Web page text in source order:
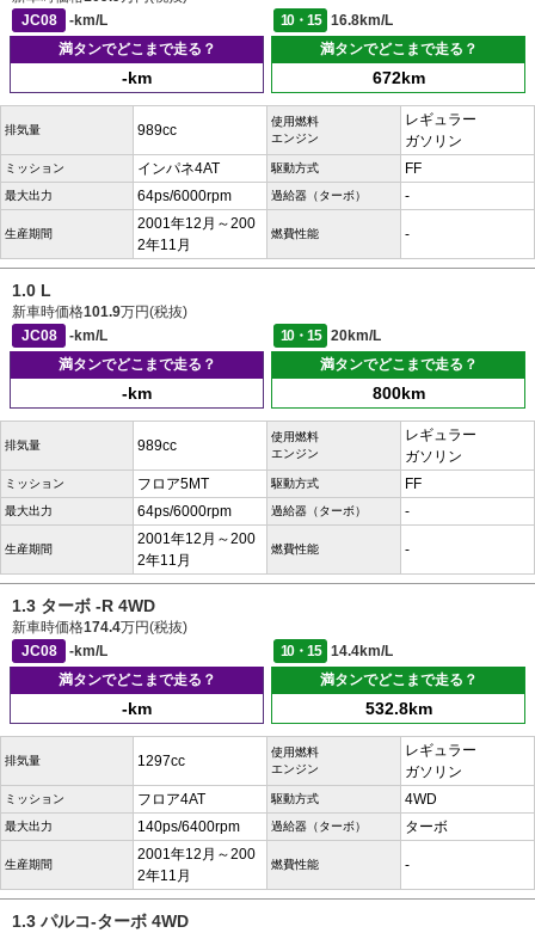
JC08
-km/L 10・15
16.8km/L
満タンでどこまで走る？
-km
満タンでどこまで走る？
672km
排気量 989cc
使用燃料
エンジン
レギュラー
ガソリン
ミッション インパネ4AT 駆動方式 FF
最大出力 64ps/6000rpm 過給器（ターボ） -
生産期間
2001年12月～200
2年11月
燃費性能 -
1.0 L
新車時価格101.9万円(税抜)
JC08
-km/L 10・15
20km/L
満タンでどこまで走る？
-km
満タンでどこまで走る？
800km
排気量 989cc
使用燃料
エンジン
レギュラー
ガソリン
ミッション フロア5MT 駆動方式 FF
最大出力 64ps/6000rpm 過給器（ターボ） -
生産期間
2001年12月～200
2年11月
燃費性能 -
1.3 ターボ -R 4WD
新車時価格174.4万円(税抜)
JC08
-km/L 10・15
14.4km/L
満タンでどこまで走る？
-km
満タンでどこまで走る？
532.8km
排気量 1297cc
使用燃料
エンジン
レギュラー
ガソリン
ミッション フロア4AT 駆動方式 4WD
最大出力 140ps/6400rpm 過給器（ターボ） ターボ
生産期間
2001年12月～200
2年11月
燃費性能 -
1.3 パルコ-ターボ 4WD